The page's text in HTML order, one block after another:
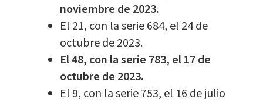
noviembre de 2023.
El 21, con la serie 684, el 24 de
octubre de 2023.
El 48, con la serie 783, el 17 de
octubre de 2023.
El 9, con la serie 753, el 16 de julio